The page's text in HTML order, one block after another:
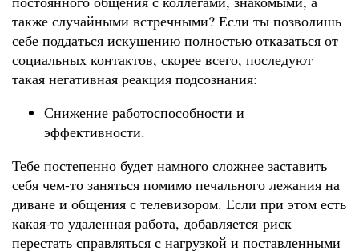
также случайными встречными? Если ты позволишь
себе поддаться искушению полностью отказаться от
социальных контактов, скорее всего, последуют
такая негативная реакция подсознания:
Снижение работоспособности и
эффективности.
Тебе постепенно будет намного сложнее заставить
себя чем-то заняться помимо печального лежания на
диване и общения с телевизором. Если при этом есть
какая-то удаленная работа, добавляется риск
перестать справляться с нагрузкой и поставленными